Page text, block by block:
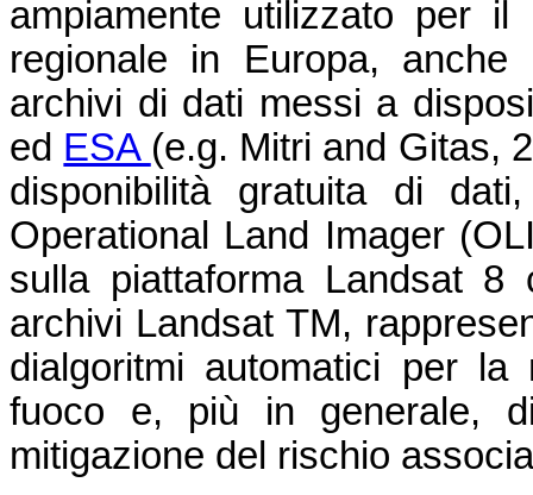
ampiamente utilizzato per
regionale in Europa,
archivi di dati messi a
ed ESA (e.g. Mitri and Gitas,
disponibilità gratuita di
Operational Land Imager
sulla piattaforma Landsat 8
archivi Landsat TM,
dialgoritmi automatici per
fuoco e, più in generale,
mitigazione del rischio